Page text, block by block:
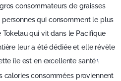
consommateurs de graisses
qui consomment le plus
Tokelau qui vit dans le Pacifique
leur a été dédiée et elle révèle
île est en excellente santé 1.
calories consommées proviennent